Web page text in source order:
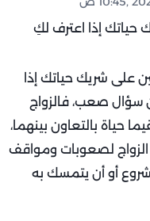
على شريك حياتك إذا
سؤال صعب، فالزواج
حياة بالتعاون بينهما،
لصعوبات ومواقف
أو أن يتمسك به